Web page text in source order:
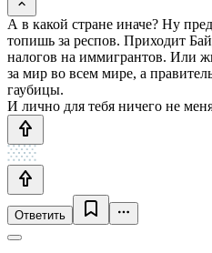
А в какой стране иначе? Ну
топишь за респов. Приходит
налогов на иммигрантов. Или
за мир во всем мире, а
гаубицы.
И лично для тебя ничего не
Ответить